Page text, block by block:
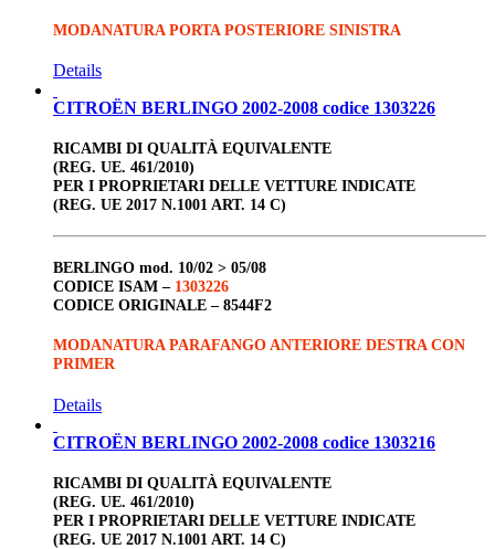
MODANATURA PORTA POSTERIORE SINISTRA
Details
CITROËN BERLINGO 2002-2008 codice 1303226
RICAMBI DI QUALITÀ EQUIVALENTE
(REG. UE. 461/2010)
PER I PROPRIETARI DELLE VETTURE INDICATE
(REG. UE 2017 N.1001 ART. 14 C)
BERLINGO mod. 10/02 > 05/08
CODICE ISAM – 1303226
CODICE ORIGINALE – 8544F2
MODANATURA PARAFANGO ANTERIORE DESTRA CON
PRIMER
Details
CITROËN BERLINGO 2002-2008 codice 1303216
RICAMBI DI QUALITÀ EQUIVALENTE
(REG. UE. 461/2010)
PER I PROPRIETARI DELLE VETTURE INDICATE
(REG. UE 2017 N.1001 ART. 14 C)